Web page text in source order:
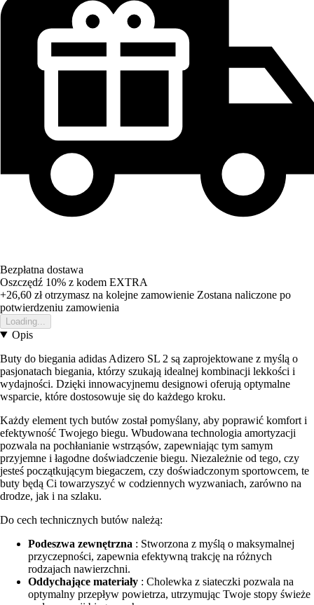
Bezpłatna dostawa
Oszczędź 10% z kodem EXTRA
+26,60 złotrzymasz na kolejne zamowienie Zostana naliczone po
potwierdzeniu zamowienia
Loading...
Opis
Buty do biegania adidas Adizero SL 2 są zaprojektowane z myślą o
pasjonatach biegania, którzy szukają idealnej kombinacji lekkości i
wydajności. Dzięki innowacyjnemu designowi oferują optymalne
wsparcie, które dostosowuje się do każdego kroku.
Każdy element tych butów został pomyślany, aby poprawić komfort i
efektywność Twojego biegu. Wbudowana technologia amortyzacji
pozwala na pochłanianie wstrząsów, zapewniając tym samym
przyjemne i łagodne doświadczenie biegu. Niezależnie od tego, czy
jesteś początkującym biegaczem, czy doświadczonym sportowcem, te
buty będą Ci towarzyszyć w codziennych wyzwaniach, zarówno na
drodze, jak i na szlaku.
Do cech technicznych butów należą:
Podeszwa zewnętrzna : Stworzona z myślą o maksymalnej
przyczepności, zapewnia efektywną trakcję na różnych
rodzajach nawierzchni.
Oddychające materiały : Cholewka z siateczki pozwala na
optymalny przepływ powietrza, utrzymując Twoje stopy świeże